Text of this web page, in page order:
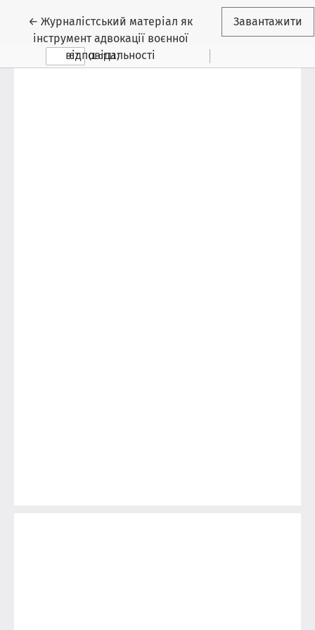
←Повернутися до подробиць статті
Журналістський матеріал як
інструмент адвокації воєнної
відповідальності
Завантажити